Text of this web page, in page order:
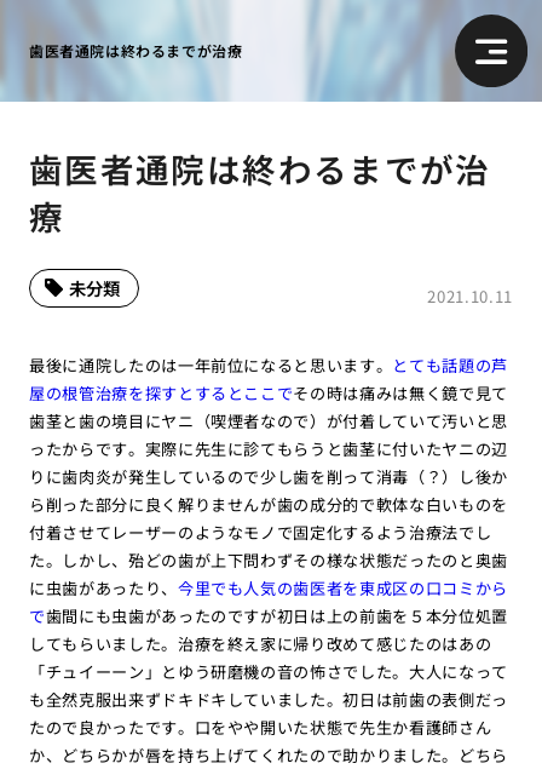
歯医者通院は終わるまでが治療
歯医者通院は終わるまでが治
療
2021.10.11
未分類
最後に通院したのは一年前位になると思います。 とても話題の芦
屋の根管治療を探すとするとここでその時は痛みは無く鏡で見て
歯茎と歯の境目にヤニ（喫煙者なので）が付着していて汚いと思
ったからです。実際に先生に診てもらうと歯茎に付いたヤニの辺
りに歯肉炎が発生しているので少し歯を削って消毒（？）し後か
ら削った部分に良く解りませんが歯の成分的で軟体な白いものを
付着させてレーザーのようなモノで固定化するよう治療法でし
た。しかし、殆どの歯が上下問わずその様な状態だったのと奥歯
に虫歯があったり、 今里でも人気の歯医者を東成区の口コミから
で歯間にも虫歯があったのですが初日は上の前歯を５本分位処置
してもらいました。治療を終え家に帰り改めて感じたのはあの
「チュイーーン」とゆう研磨機の音の怖さでした。大人になって
も全然克服出来ずドキドキしていました。初日は前歯の表側だっ
たので良かったです。口をやや開いた状態で先生か看護師さん
か、どちらかが唇を持ち上げてくれたので助かりました。どちら